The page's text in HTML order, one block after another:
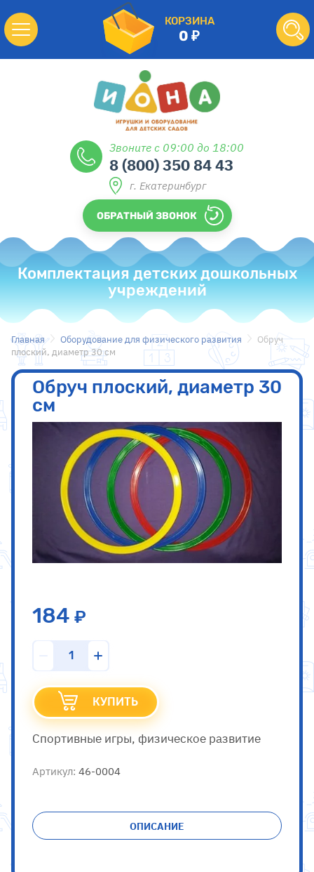
КОРЗИНА
0
Звоните с 09:00 до 18:00
8 (800) 350 84 43
г. Екатеринбург
ОБРАТНЫЙ ЗВОНОК
Комплектация детских дошкольных
учреждений
Главная Оборудование для физического развития
Обруч
плоский, диаметр 30 см
Обруч плоский, диаметр 30
см
184
КУПИТЬ
Спортивные игры, физическое развитие
Артикул: 46-0004
ОПИСАНИЕ